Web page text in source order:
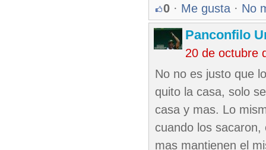
0 · Me gusta · No
Panconfilo
20 de octubre
No no es justo que
quito la casa, solo
casa y mas. Lo
cuando los
mas mantienen el